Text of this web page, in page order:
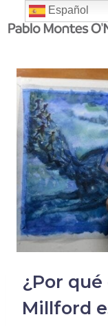
to
¿Por
Millford
Español